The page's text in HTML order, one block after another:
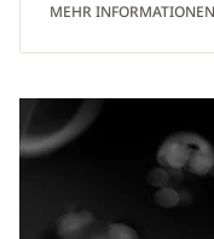
MEHR INFORMATIONEN